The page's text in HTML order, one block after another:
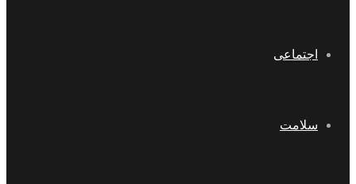
اجتماعی
سلامت